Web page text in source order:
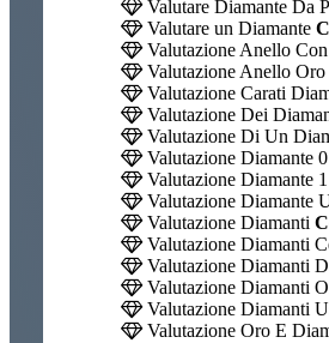
Valutare Diamante Da
Valutare un Diamante
Valutazione Anello
Valutazione Anello
Valutazione Carati
Valutazione Dei
Valutazione Di Un
Valutazione Diamante
Valutazione Diamante
Valutazione Diamante
Valutazione Diamanti
Valutazione Diamanti
Valutazione Diamanti
Valutazione Diamanti
Valutazione Diamanti
Valutazione Oro E